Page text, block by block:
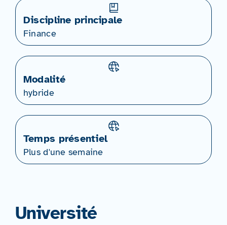
Discipline principale
Finance
Modalité
hybride
Temps présentiel
Plus d'une semaine
Université